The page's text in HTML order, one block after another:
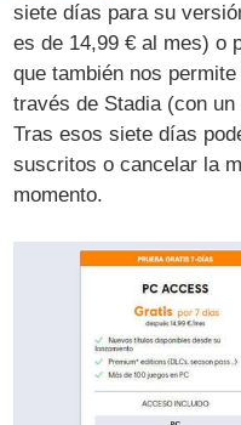
siete días para su
es de 14,99 € al mes) o
que también nos
través de Stadia (con
Tras esos siete días
suscritos o cancelar la
momento.